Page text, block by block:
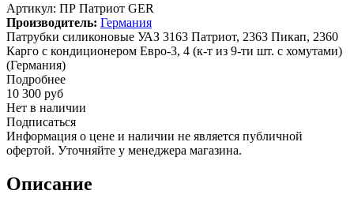
Артикул: ПР Патриот GER
Производитель: Германия
Патрубки силиконовые УАЗ 3163 Патриот, 2363 Пикап, 2360
Карго с кондиционером Евро-3, 4 (к-т из 9-ти шт. с хомутами)
(Германия)
Подробнее
10 300 руб
Нет в наличии
Подписаться
Информация о цене и наличии не является публичной
офертой. Уточняйте у менеджера магазина.
Описание